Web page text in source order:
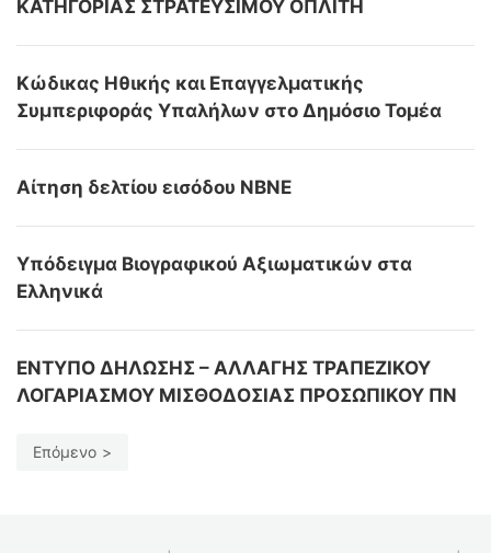
ΚΑΤΗΓΟΡΙΑΣ ΣΤΡΑΤΕΥΣΙΜΟΥ ΟΠΛΙΤΗ
Κώδικας Ηθικής και Επαγγελματικής
Συμπεριφοράς Υπαλήλων στο Δημόσιο Τομέα
Αίτηση δελτίου εισόδου ΝΒΝΕ
Υπόδειγμα Βιογραφικού Αξιωματικών στα
Ελληνικά
ΕΝΤΥΠΟ ΔΗΛΩΣΗΣ – ΑΛΛΑΓΗΣ ΤΡΑΠΕΖΙΚΟΥ
ΛΟΓΑΡΙΑΣΜΟΥ ΜΙΣΘΟΔΟΣΙΑΣ ΠΡΟΣΩΠΙΚΟΥ ΠΝ
Επόμενο